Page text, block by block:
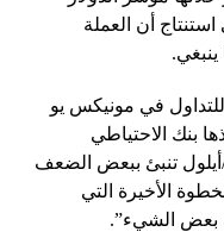
استنتاج أن العملة
في مونيكس يو
بنك الاحتياطي
أيلول تنبئ ببعض الضعف
الأخيرة التي
بعض الشيء”.